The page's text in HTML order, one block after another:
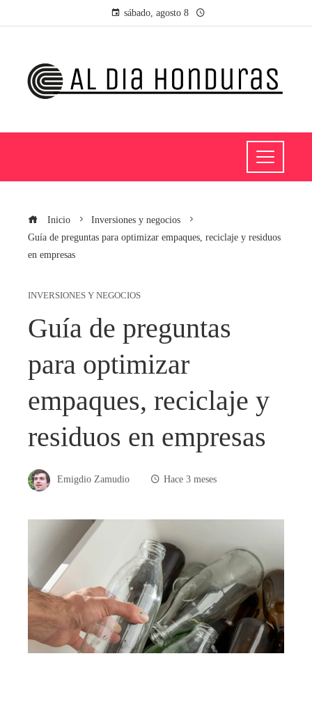
sábado, agosto 8
Inicio
Inversiones y negocios
Guía de preguntas para optimizar empaques, reciclaje y residuos
en empresas
INVERSIONES Y NEGOCIOS
Guía de preguntas
para optimizar
empaques, reciclaje y
residuos en empresas
Emigdio Zamudio Hace 3 meses